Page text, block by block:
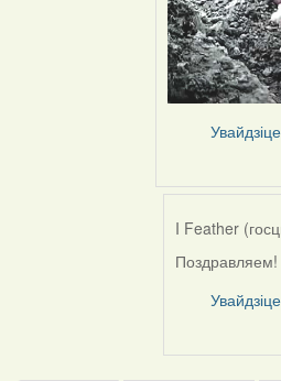
Увайдзіце
I Feather
In
Harrier
Увайдзіце